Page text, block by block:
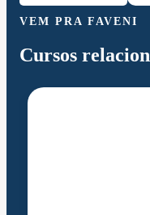
VEM PRA FAVENI
Cursos